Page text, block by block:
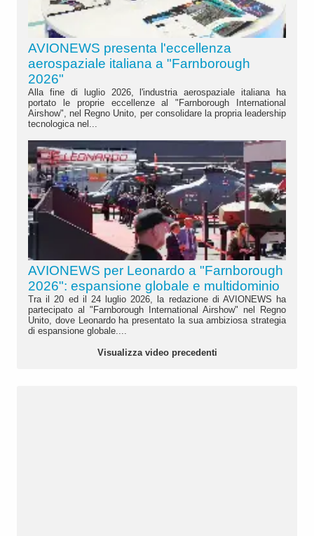
AVIONEWS presenta l'eccellenza
aerospaziale italiana a "Farnborough
2026"
Alla fine di luglio 2026, l'industria aerospaziale italiana ha
portato le proprie eccellenze al "Farnborough International
Airshow", nel Regno Unito, per consolidare la propria leadership
tecnologica nel...
AVIONEWS per Leonardo a "Farnborough
2026": espansione globale e multidominio
Tra il 20 ed il 24 luglio 2026, la redazione di AVIONEWS ha
partecipato al "Farnborough International Airshow" nel Regno
Unito, dove Leonardo ha presentato la sua ambiziosa strategia
di espansione globale....
Visualizza video precedenti